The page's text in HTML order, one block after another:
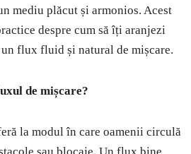
mediu plăcut și armonios. Acest
despre cum să îți aranjezi
flux fluid și natural de mișcare.
de mișcare?
la modul în care oamenii circulă